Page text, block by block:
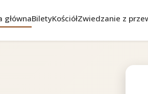
głównaBiletyKościółZwiedzanie z